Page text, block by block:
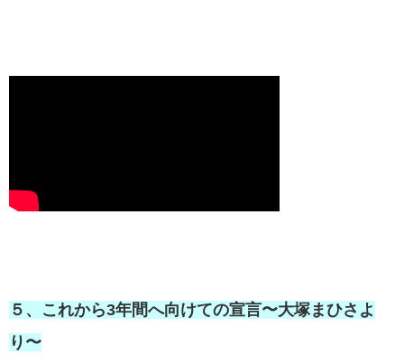
５、これから3年間へ向けての宣言〜大塚まひさよ
り〜